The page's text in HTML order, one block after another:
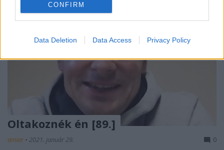
CONFIRM
Data Deletion Data Access Privacy Policy
Oltakoznék én [89.]
amier • 2021. január 29. 0